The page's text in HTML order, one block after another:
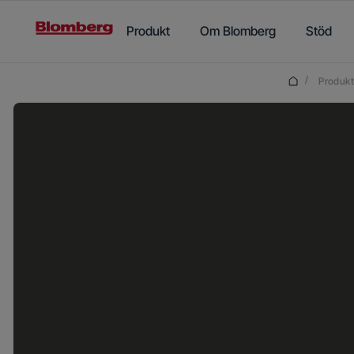
Produkt
Om Blomberg Stöd
/